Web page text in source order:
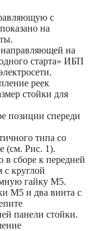
с
на
на
старта» ИБП
реек
стойки для
позиции спереди
типа со
(см. Рис. 1).
сборе к передней
с круглой
гайку M5.
M5 и два винта с
панели стойки.